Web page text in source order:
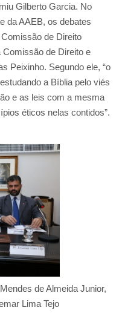
Gilberto Garcia. No
da AAEB, os debates
de Direito
de Direito e
Peixinho. Segundo ele, “o
a Bíblia pelo viés
e as leis com a mesma
éticos nelas contidos”.
de Almeida Junior,
Lima Tejo